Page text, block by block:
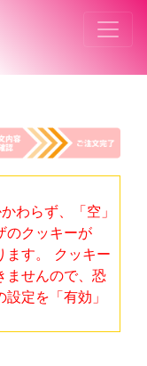
わらず、「空」
のクッキーが
ます。 クッキー
ませんので、恐
定を「有効」